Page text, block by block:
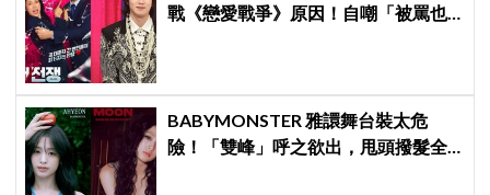
戰《戀愛戰爭》原因！自嘲「被罵也
BABYMONSTER 雅譞舞台裝太危
險！「雙峰」呼之欲出，甩頭撥髮全